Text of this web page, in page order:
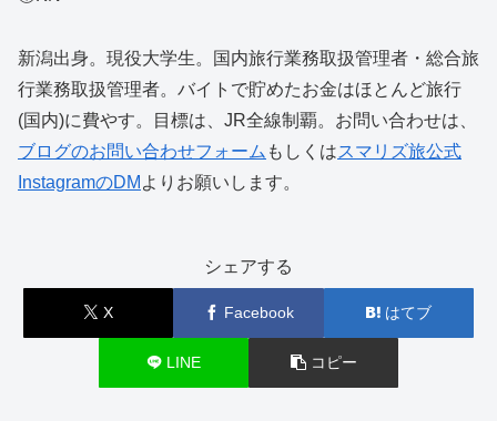
新潟出身。現役大学生。国内旅行業務取扱管理者・総合旅
行業務取扱管理者。バイトで貯めたお金はほとんど旅行
(国内)に費やす。目標は、JR全線制覇。お問い合わせは、
ブログのお問い合わせフォーム もしくはスマリズ旅公式
InstagramのDM よりお願いします。
シェアする
X Facebook はてブ
LINE コピー